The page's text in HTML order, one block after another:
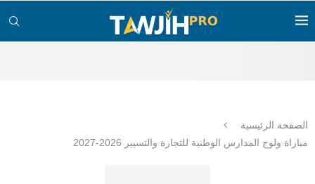
الصفحة الرئيسية
مباراة ولوج المدارس الوطنية للتجارة والتسيير 2026-2027